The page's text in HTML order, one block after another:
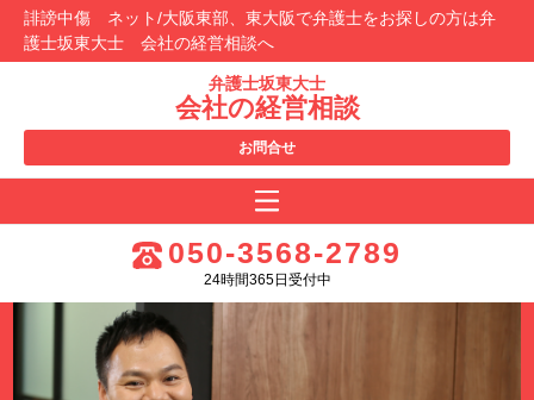
誹謗中傷 ネット/大阪東部、東大阪で弁護士をお探しの方は弁
護士坂東大士 会社の経営相談へ
弁護士坂東大士
会社の経営相談
お問合せ
050-3568-2789
24時間365日受付中